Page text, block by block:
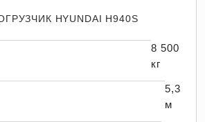
HYUNDAI H940S
8 500
кг
5,3
м